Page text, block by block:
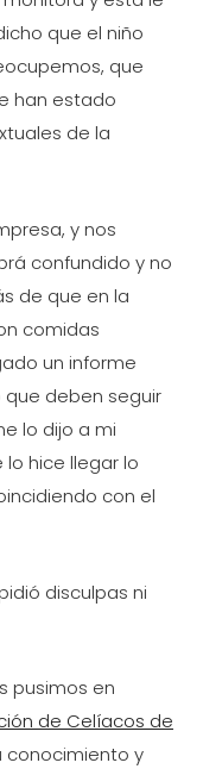
que el niño
que
han estado
de la
y nos
confundido y no
de que en la
comidas
un informe
deben seguir
lo dijo a mi
hice llegar lo
con el
disculpas ni
pusimos en
de Celíacos de
conocimiento y